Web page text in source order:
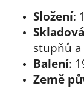
Složení:
stupňů a
Balení:
Země